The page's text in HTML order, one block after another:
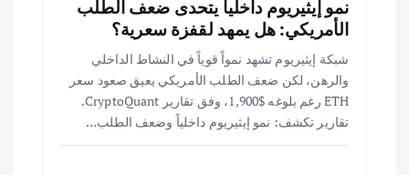
نمو إيثيريوم داخلياً يتحدى ضعف الطلب
الأمريكي: هل يمهد لقفزة سعرية؟
شبكة إيثيريوم تشهد نمواً قوياً في النشاط الداخلي
والرهن، لكن ضعف الطلب الأمريكي يعيق صعود سعر
ETH رغم بلوغه $1,900، وفق تقارير CryptoQuant.
تقارير تكشف: نمو إيثيريوم داخلياً وضعف الطلب…